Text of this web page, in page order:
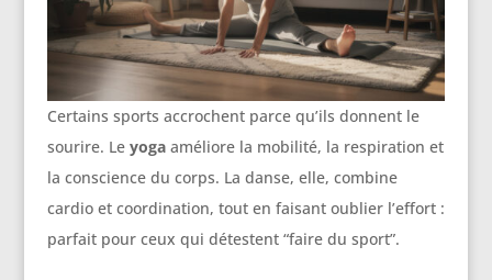
Certains sports accrochent parce qu’ils donnent le
sourire. Le yogaaméliore la mobilité, la respiration et
la conscience du corps. La danse, elle, combine
cardio et coordination, tout en faisant oublier l’effort :
parfait pour ceux qui détestent “faire du sport”.